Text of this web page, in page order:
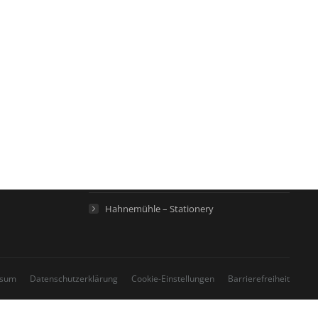
Hahnemühle – Stationery
Datenschutzerklärung Cookie-Einstellungen Barrierefreiheit